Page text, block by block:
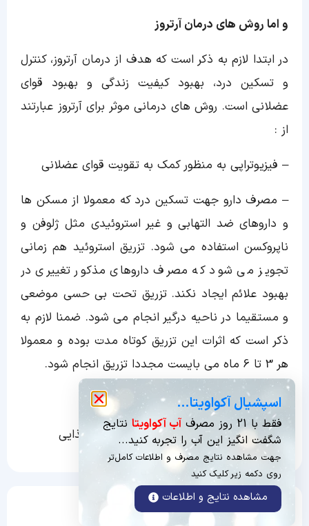
و اما روش های درمان آرتروز
در ابتدا لازم به ذکر است که هدف از درمان آرتروز، کنترل
و تسکین درد، بهبود کیفیت زندگی و بهبود قوای
عضلانی است. روش های درمانی موثر برای آرتروز عبارتند
از :
– فیزیوتراپی به منظور کمک به تقویت قوای عضلانی
– مصرف دارو جهت تسکین درد که معمولا از مسکن ها
و داروهای ضد التهابی و غیر استروئیدی مثل ژلوفن و
ناپروکسن استفاده می شود. تزریق استروئید هم زمانی
تجویز می شود که مصرف داروهای مذکور تغییری در
بهبود علائم ایجاد نکند. تزریق تحت بی حسی موضعی
و مستقیما در ناحیه درگیر انجام می شود. ضمنا لازم به
ذکر است که اثرات این تزریق کوتاه مدت بوده و معمولا
هر 3 تا 6 ماه می بایست مجددا تزریق انجام شود.
– جراحی
– تغییر سبک زندگی با ورزش و تغییر رژیم غذایی
اسپشیال آکواویتا…
فقط با 21 روز مصرف آب آکواویتا نتایج
شگفت انگیز این آب را تجربه کنید...
جهت مشاهده نتایج مصرف و اطلاعات کامل‌تر
روی دکمه زیر کلیک کنید
مشاهده نتایج و اطلاعات